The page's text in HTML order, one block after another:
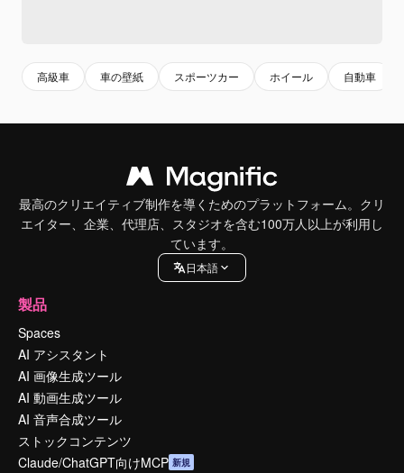
高級車 車の壁紙 スポーツカー ホイール 自動車
最高のクリエイティブ制作を導くためのプラットフォーム。クリ
エイター、企業、代理店、スタジオを含む100万人以上が利用し
ています。
日本語
製品
Spaces
AI アシスタント
AI 画像生成ツール
AI 動画生成ツール
AI 音声合成ツール
ストックコンテンツ
Claude/ChatGPT向けMCP 新規